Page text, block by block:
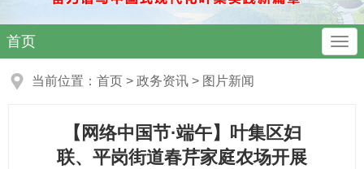
首页
当前位置： 首页 > 政务资讯 > 图片新闻
【网络中国节·端午】叶集区妇
联、平岗街道春芹家庭农场开展